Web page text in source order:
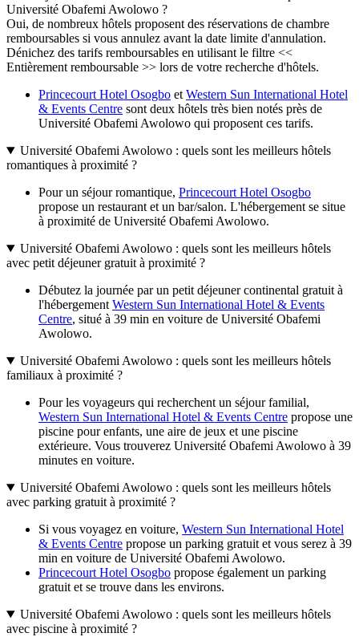
Université Obafemi Awolowo ?
Oui, de nombreux hôtels proposent des réservations de chambre
remboursables si vous annulez avant la date limite d'annulation.
Dénichez des tarifs remboursables en utilisant le filtre <<
Entièrement remboursable >> lors de votre recherche d'hôtels.
Princecourt Hotel Osogbo et Western Sun International Hotel
& Events Centre sont deux hôtels très bien notés près de
Université Obafemi Awolowo qui proposent ces tarifs.
Université Obafemi Awolowo : quels sont les meilleurs hôtels
romantiques à proximité ?
Pour un séjour romantique, Princecourt Hotel Osogbo
propose un restaurant et un bar/salon. L'hébergement se situe
à proximité de Université Obafemi Awolowo.
Université Obafemi Awolowo : quels sont les meilleurs hôtels
avec petit déjeuner gratuit à proximité ?
Débutez la journée par un petit déjeuner continental gratuit à
l'hébergement Western Sun International Hotel & Events
Centre, situé à 39 min en voiture de Université Obafemi
Awolowo.
Université Obafemi Awolowo : quels sont les meilleurs hôtels
familiaux à proximité ?
Pour les voyageurs qui recherchent un séjour familial,
Western Sun International Hotel & Events Centre propose une
piscine pour enfants, une aire de jeux et une piscine
extérieure. Vous trouverez Université Obafemi Awolowo à 39
minutes en voiture.
Université Obafemi Awolowo : quels sont les meilleurs hôtels
avec parking gratuit à proximité ?
Si vous voyagez en voiture, Western Sun International Hotel
& Events Centre propose un parking gratuit et vous serez à 39
min en voiture de Université Obafemi Awolowo.
Princecourt Hotel Osogbo propose également un parking
gratuit et se trouve dans les environs.
Université Obafemi Awolowo : quels sont les meilleurs hôtels
avec piscine à proximité ?